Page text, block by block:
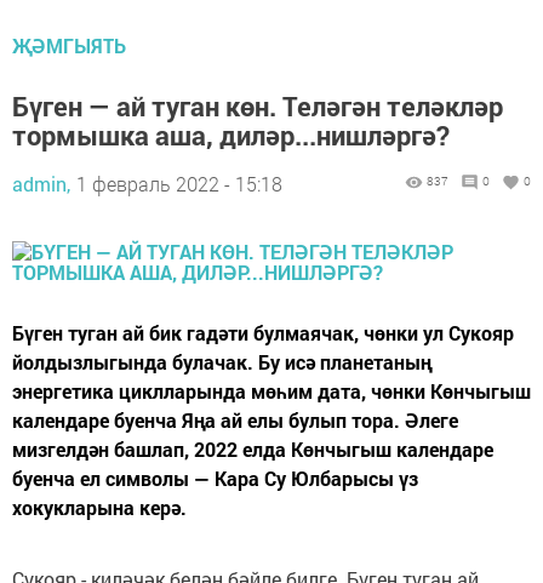
ҖӘМГЫЯТЬ
Бүген — ай туган көн. Теләгән теләкләр
тормышка аша, диләр...нишләргә?
admin, 1 февраль 2022 - 15:18 837 0 0
Бүген туган ай бик гадәти булмаячак, чөнки ул Сукояр
йолдызлыгында булачак. Бу исә планетаның
энергетика циклларында мөһим дата, чөнки Көнчыгыш
календаре буенча Яңа ай елы булып тора. Әлеге
мизгелдән башлап, 2022 елда Көнчыгыш календаре
буенча ел символы — Кара Су Юлбарысы үз
хокукларына керә.